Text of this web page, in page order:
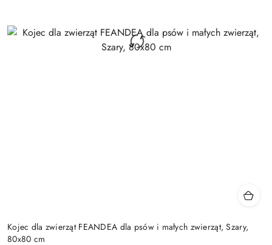
Kojec dla zwierząt FEANDEA dla psów i małych zwierząt, Szary,
80x80 cm